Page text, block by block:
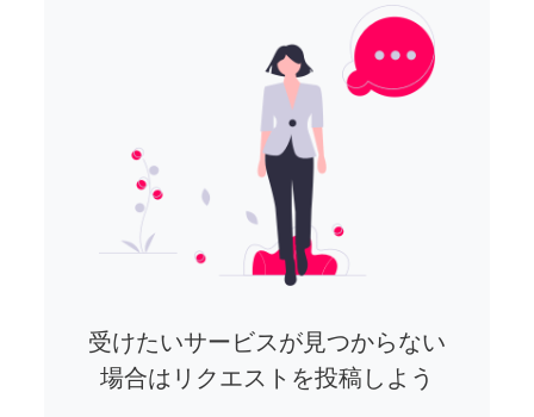
受けたいサービスが見つからない
場合はリクエストを投稿しよう